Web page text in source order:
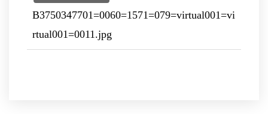
B3750347701=0060=1571=079=virtual001=vi
rtual001=0011.jpg